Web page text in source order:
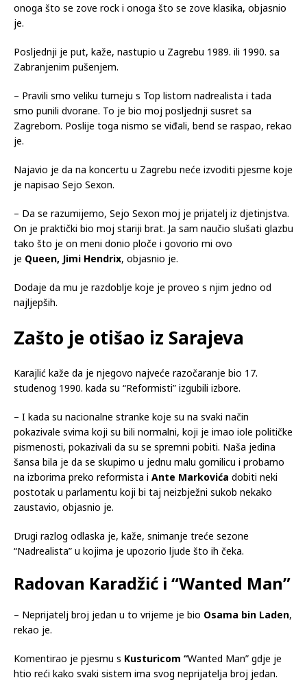
onoga što se zove rock i onoga što se zove klasika, objasnio
je.
Posljednji je put, kaže, nastupio u Zagrebu 1989. ili 1990. sa
Zabranjenim pušenjem.
– Pravili smo veliku turneju s Top listom nadrealista i tada
smo punili dvorane. To je bio moj posljednji susret sa
Zagrebom. Poslije toga nismo se viđali, bend se raspao, rekao
je.
Najavio je da na koncertu u Zagrebu neće izvoditi pjesme koje
je napisao Sejo Sexon.
– Da se razumijemo, Sejo Sexon moj je prijatelj iz djetinjstva.
On je praktički bio moj stariji brat. Ja sam naučio slušati glazbu
tako što je on meni donio ploče i govorio mi ovo
je Queen, Jimi Hendrix, objasnio je.
Dodaje da mu je razdoblje koje je proveo s njim jedno od
najljepših.
Zašto je otišao iz Sarajeva
Karajlić kaže da je njegovo najveće razočaranje bio 17.
studenog 1990. kada su “Reformisti” izgubili izbore.
– I kada su nacionalne stranke koje su na svaki način
pokazivale svima koji su bili normalni, koji je imao iole političke
pismenosti, pokazivali da su se spremni pobiti. Naša jedina
šansa bila je da se skupimo u jednu malu gomilicu i probamo
na izborima preko reformista i Ante Markovića dobiti neki
postotak u parlamentu koji bi taj neizbježni sukob nekako
zaustavio, objasnio je.
Drugi razlog odlaska je, kaže, snimanje treće sezone
“Nadrealista” u kojima je upozorio ljude što ih čeka.
Radovan Karadžić i “Wanted Man”
– Neprijatelj broj jedan u to vrijeme je bio Osama bin Laden,
rekao je.
Komentirao je pjesmu s Kusturicom “Wanted Man” gdje je
htio reći kako svaki sistem ima svog neprijatelja broj jedan.